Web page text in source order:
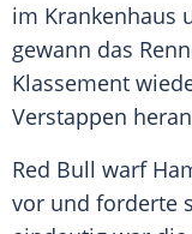
im Krankenhaus
gewann das
Klassement
Verstappen
Red Bull warf
vor und forderte